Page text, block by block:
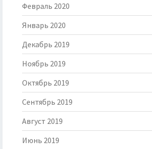
Февраль 2020
Январь 2020
Декабрь 2019
Ноябрь 2019
Октябрь 2019
Сентябрь 2019
Август 2019
Июнь 2019